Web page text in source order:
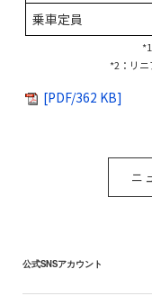
乗車定員
*2：リニ
[PDF/362 KB]
ニ
公式SNSアカウント